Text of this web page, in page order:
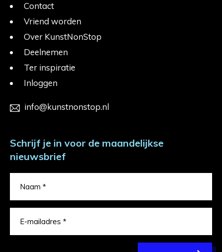
Contact
Vriend worden
Over KunstNonStop
Deelnemen
Ter inspiratie
Inloggen
info@kunstnonstop.nl
Schrijf je in voor de maandelijkse
nieuwsbrief